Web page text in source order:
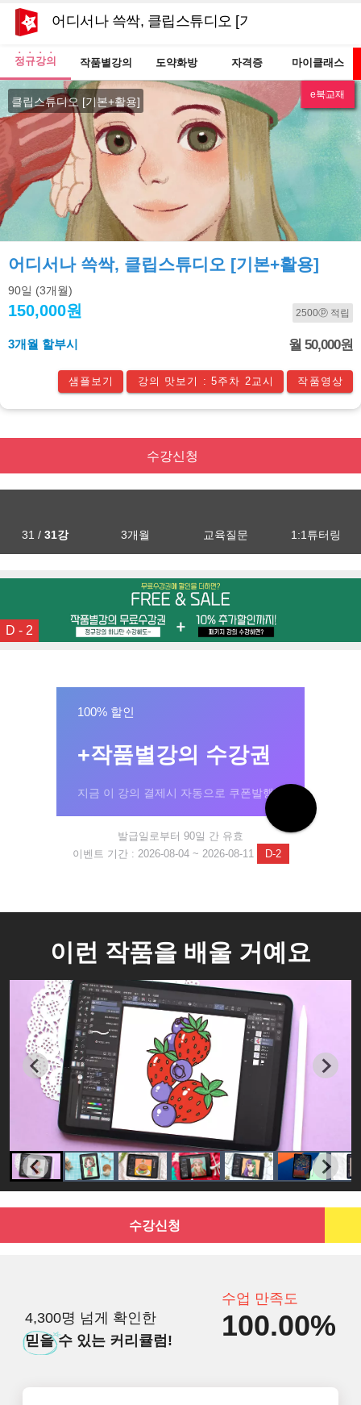
어디서나 쓱싹, 클립스튜디오 [기본+활용]
정규강의 작품별강의 도약화방 자격증 마이클래스
NEW
e북교재
클립스튜디오 [기본+활용]
어디서나 쓱싹, 클립스튜디오 [기본+활용]
90일 (3개월)
150,000원 2500ⓟ 적립
3개월 할부시 월 50,000원
샘플보기 강의 맛보기 : 5주차 2교시 작품영상
수강신청
31 / 31강 3개월 교육질문 1:1튜터링
D - 2
100% 할인
+작품별강의 수강권
지금 이 강의 결제시 자동으로 쿠폰발행!
발급일로부터 90일 간 유효
이벤트 기간 : 2026-08-04 ~ 2026-08-11
D-2
이런 작품을 배울 거예요
수강신청
4,300명 넘게 확인한
믿을수 있는 커리큘럼!
수업 만족도
100.00%